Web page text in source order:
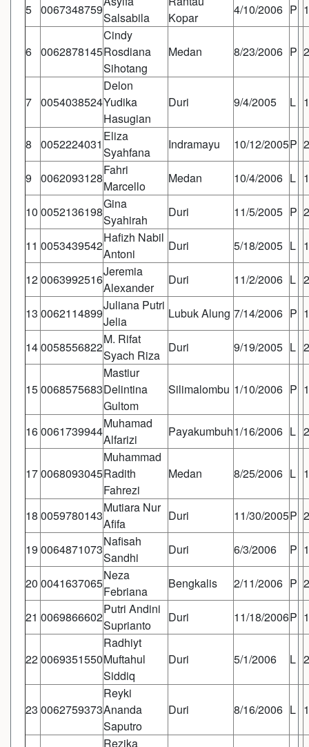
5 0067348759
Salsabila
Kopar
4/10/2006 P 1
6 0062878145
Cindy
Rosdiana
Sihotang
Medan 8/23/2006 P 2
7 0054038524
Delon
Yudika
Hasugian
Duri 9/4/2005 L 1
8 0052224031
Eliza
Syahfana
Indramayu 10/12/2005P 2
9 0062093128
Fahri
Marcello
Medan 10/4/2006 L 1
10 0052136198
Gina
Syahirah
Duri 11/5/2005 P 2
11 0053439542
Hafizh Nabil
Antoni
Duri 5/18/2005 L 1
120063992516
Jeremia
Alexander
Duri 11/2/2006 L 2
13 0062114899
Juliana Putri
Jelia
Lubuk Alung 7/14/2006 P 1
140058556822
M. Rifat
Syach Riza
Duri 9/19/2005 L 2
150068575683
Mastiur
Delintina
Gultom
Silimalombu 1/10/2006 P 1
160061739944
Muhamad
Alfarizi
Payakumbuh1/16/2006 L 2
170068093045
Muhammad
Radith
Fahrezi
Medan 8/25/2006 L 1
18 0059780143
Mutiara Nur
Afifa
Duri 11/30/2005P 2
19 0064871073
Nafisah
Sandhi
Duri 6/3/2006 P 1
20 0041637065
Neza
Febriana
Bengkalis 2/11/2006 P 2
21 0069866602
Putri Andini
Suprianto
Duri 11/18/2006P 1
220069351550
Radhiyt
Muftahul
Siddiq
Duri 5/1/2006 L 2
23 0062759373
Reyki
Ananda
Saputro
Duri 8/16/2006 L 1
Rezika